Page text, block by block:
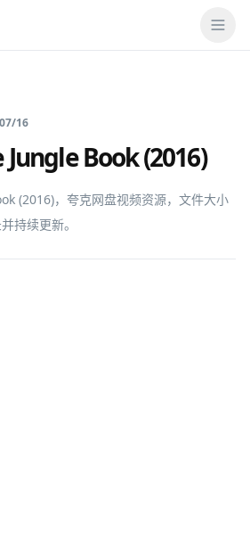
16
Book (2016)
(2016)，夸克网盘视频资源，文件大小
持续更新。